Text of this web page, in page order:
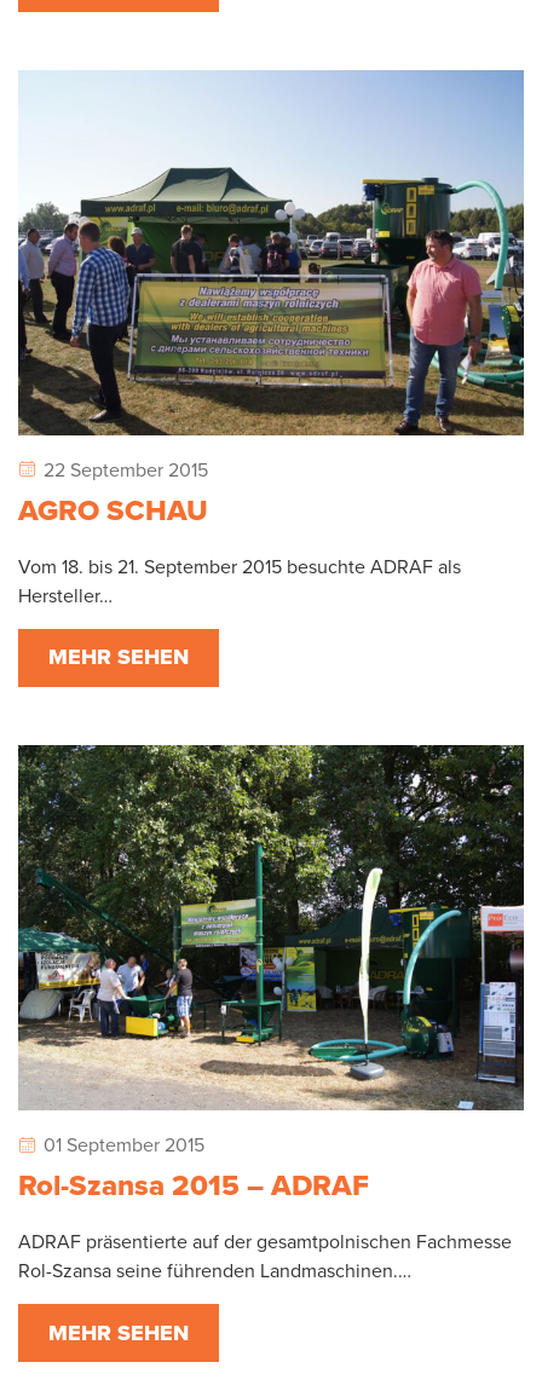
22 September 2015
AGRO SCHAU
Vom 18. bis 21. September 2015 besuchte ADRAF als
Hersteller…
MEHR SEHEN
01 September 2015
Rol-Szansa 2015 – ADRAF
ADRAF präsentierte auf der gesamtpolnischen Fachmesse
Rol-Szansa seine führenden Landmaschinen.…
MEHR SEHEN